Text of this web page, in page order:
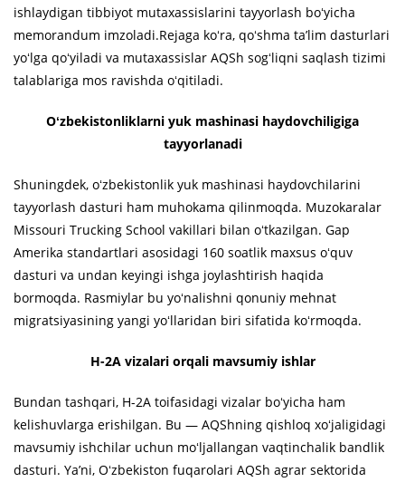
ishlaydigan tibbiyot mutaxassislarini tayyorlash boʻyicha
memorandum imzoladi.Rejaga koʻra, qoʻshma taʼlim dasturlari
yoʻlga qoʻyiladi va mutaxassislar AQSh sogʻliqni saqlash tizimi
talablariga mos ravishda oʻqitiladi.
Oʻzbekistonliklarni yuk mashinasi haydovchiligiga
tayyorlanadi
Shuningdek, oʻzbekistonlik yuk mashinasi haydovchilarini
tayyorlash dasturi ham muhokama qilinmoqda. Muzokaralar
Missouri Trucking School vakillari bilan oʻtkazilgan. Gap
Amerika standartlari asosidagi 160 soatlik maxsus oʻquv
dasturi va undan keyingi ishga joylashtirish haqida
bormoqda. Rasmiylar bu yoʻnalishni qonuniy mehnat
migratsiyasining yangi yoʻllaridan biri sifatida koʻrmoqda.
H-2A vizalari orqali mavsumiy ishlar
Bundan tashqari, H-2A toifasidagi vizalar boʻyicha ham
kelishuvlarga erishilgan. Bu — AQShning qishloq xoʻjaligidagi
mavsumiy ishchilar uchun moʻljallangan vaqtinchalik bandlik
dasturi. Yaʼni, Oʻzbekiston fuqarolari AQSh agrar sektorida